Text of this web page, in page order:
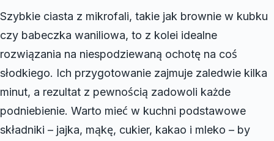
Szybkie ciasta z mikrofali, takie jak brownie w kubku
czy babeczka waniliowa, to z kolei idealne
rozwiązania na niespodziewaną ochotę na coś
słodkiego. Ich przygotowanie zajmuje zaledwie kilka
minut, a rezultat z pewnością zadowoli każde
podniebienie. Warto mieć w kuchni podstawowe
składniki – jajka, mąkę, cukier, kakao i mleko – by